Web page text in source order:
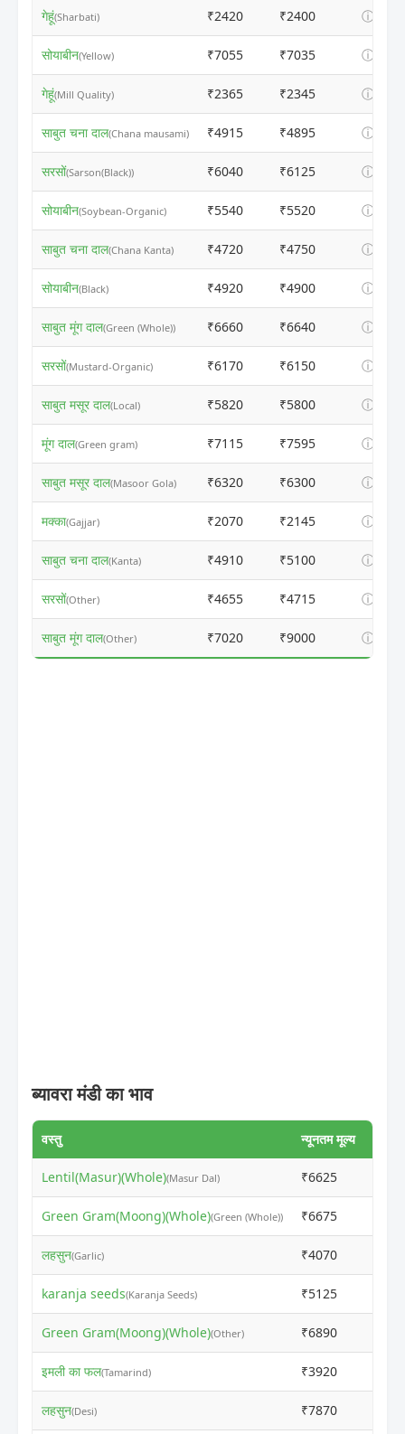
गेहूं(Sharbati) ₹2420 ₹2400 ⓘ
सोयाबीन(Yellow) ₹7055 ₹7035 ⓘ
गेहूं(Mill Quality) ₹2365 ₹2345 ⓘ
साबुत चना दाल(Chana mausami) ₹4915 ₹4895 ⓘ
सरसों(Sarson(Black)) ₹6040 ₹6125 ⓘ
सोयाबीन(Soybean-Organic) ₹5540 ₹5520 ⓘ
साबुत चना दाल(Chana Kanta) ₹4720 ₹4750 ⓘ
सोयाबीन(Black) ₹4920 ₹4900 ⓘ
साबुत मूंग दाल(Green (Whole)) ₹6660 ₹6640 ⓘ
सरसों(Mustard-Organic) ₹6170 ₹6150 ⓘ
साबुत मसूर दाल(Local) ₹5820 ₹5800 ⓘ
मूंग दाल(Green gram) ₹7115 ₹7595 ⓘ
साबुत मसूर दाल(Masoor Gola) ₹6320 ₹6300 ⓘ
मक्का(Gajjar) ₹2070 ₹2145 ⓘ
साबुत चना दाल(Kanta) ₹4910 ₹5100 ⓘ
सरसों(Other) ₹4655 ₹4715 ⓘ
साबुत मूंग दाल(Other) ₹7020 ₹9000 ⓘ
ब्यावरा मंडी का भाव
वस्तु न्यूनतम मूल्य
Lentil(Masur)(Whole)(Masur Dal) ₹6625
Green Gram(Moong)(Whole)(Green (Whole)) ₹6675
लहसुन(Garlic) ₹4070
karanja seeds(Karanja Seeds) ₹5125
Green Gram(Moong)(Whole)(Other) ₹6890
इमली का फल(Tamarind) ₹3920
लहसुन(Desi) ₹7870